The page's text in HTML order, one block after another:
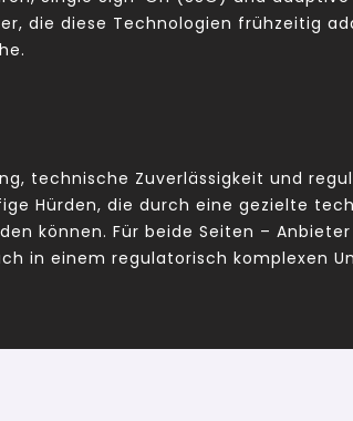
die diese Technologien frühzeitig
technische Zuverlässigkeit und
Hürden, die durch eine gezielte
können. Für beide Seiten –
in einem regulatorisch komplexen